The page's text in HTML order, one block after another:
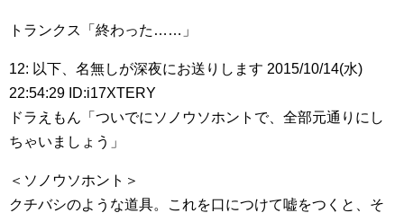
トランクス「終わった……」
12: 以下、名無しが深夜にお送りします 2015/10/14(水)
22:54:29 ID:i17XTERY
ドラえもん「ついでにソノウソホントで、全部元通りにし
ちゃいましょう」
＜ソノウソホント＞
クチバシのような道具。これを口につけて嘘をつくと、そ